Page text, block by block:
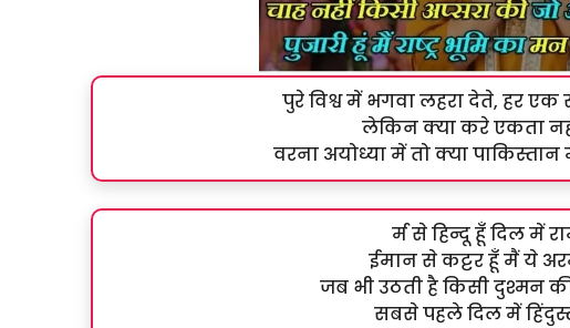
पुरे विश्व में भगवा लहरा देते, हर
लेकिन क्या करे एकता
वरना अयोध्या में तो क्या
र्म से हिन्दू हूँ दिल में
ईमान से कट्टर हूँ मैं ये
जब भी उठती है किसी दुश्मन
सबसे पहले दिल में